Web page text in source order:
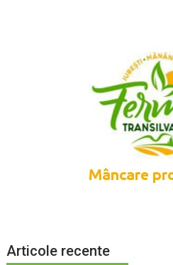
Articole recente